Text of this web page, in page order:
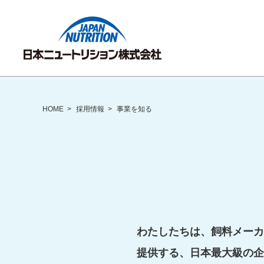
HOME 採用情報 事業を知る
わたしたちは、飼料メー
提供する、日本最大級の